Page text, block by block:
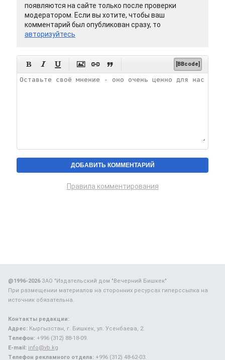
появляются на сайте только после проверки
модератором. Если вы хотите, чтобы ваш
комментарий был опубликован сразу, то
авторизуйтесь
      [BBcode]
Правила комментирования
@1996-2026ЗАО "Издательский дом "Вечерний Бишкек"
При размещении материалов на сторонних ресурсах гиперссылка на
источник обязательна.
Контакты редакции:
Адрес: Кыргызстан, г. Бишкек, ул. Усенбаева, 2.
Телефон: +996 (312) 88-18-09.
E-mail: info@vb.kg
Телефон рекламного отдела: +996 (312) 48-62-03.